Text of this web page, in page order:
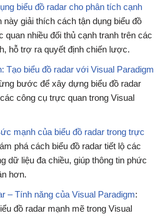
biểu đồ radar cho phân tích cạnh
này giải thích cách tận dụng biểu đồ
quan nhiều đối thủ cạnh tranh trên các
hỗ trợ ra quyết định chiến lược.
Tạo biểu đồ radar với Visual Paradigm
bước để xây dựng biểu đồ radar
công cụ trực quan trong Visual
mạnh của biểu đồ radar trong trực
phá cách biểu đồ radar tiết lộ các
dữ liệu đa chiều, giúp thông tin phức
hơn.
– Tính năng của Visual Paradigm:
đồ radar mạnh mẽ trong Visual